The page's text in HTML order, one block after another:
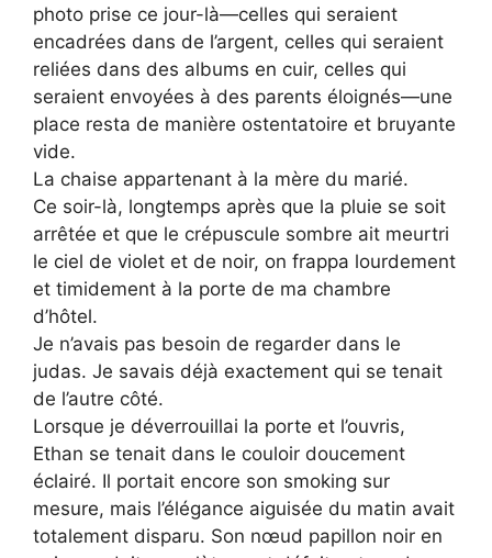
photo prise ce jour-là—celles qui seraient
encadrées dans de l’argent, celles qui seraient
reliées dans des albums en cuir, celles qui
seraient envoyées à des parents éloignés—une
place resta de manière ostentatoire et bruyante
vide.
La chaise appartenant à la mère du marié.
Ce soir-là, longtemps après que la pluie se soit
arrêtée et que le crépuscule sombre ait meurtri
le ciel de violet et de noir, on frappa lourdement
et timidement à la porte de ma chambre
d’hôtel.
Je n’avais pas besoin de regarder dans le
judas. Je savais déjà exactement qui se tenait
de l’autre côté.
Lorsque je déverrouillai la porte et l’ouvris,
Ethan se tenait dans le couloir doucement
éclairé. Il portait encore son smoking sur
mesure, mais l’élégance aiguisée du matin avait
totalement disparu. Son nœud papillon noir en